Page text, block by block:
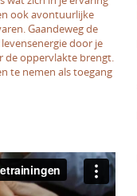
ook avontuurlijke
Gaandeweg de
door je
de oppervlakte brengt.
te nemen als toegang